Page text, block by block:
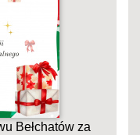
Bełchatów za